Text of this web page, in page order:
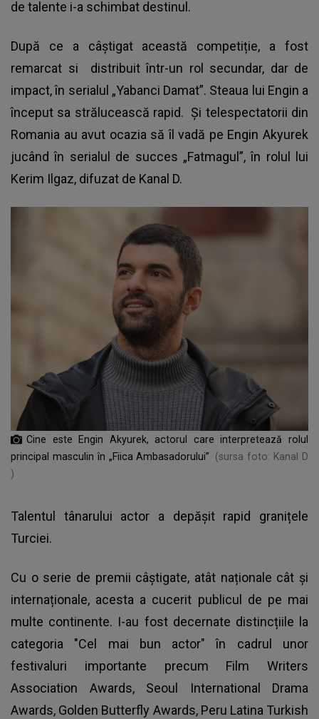
de talente i-a schimbat destinul.
După ce a câștigat această competiție, a fost
remarcat si distribuit într-un rol secundar, dar de
impact, în serialul „Yabanci Damat”. Steaua lui Engin a
început sa strălucească rapid. Și telespectatorii din
Romania au avut ocazia să îl vadă pe Engin Akyurek
jucând în serialul de succes „Fatmagul”, în rolul lui
Kerim Ilgaz, difuzat de Kanal D.
Cine este Engin Akyurek, actorul care interpretează rolul
principal masculin în „Fiica Ambasadorului”
(sursa foto: Kanal D
)
Talentul tânarului actor a depășit rapid granițele
Turciei.
Cu o serie de premii câștigate, atât naționale cât și
internaționale, acesta a cucerit publicul de pe mai
multe continente. I-au fost decernate distincțiile la
categoria "Cel mai bun actor" în cadrul unor
festivaluri importante precum Film Writers
Association Awards, Seoul International Drama
Awards, Golden Butterfly Awards, Peru Latina Turkish